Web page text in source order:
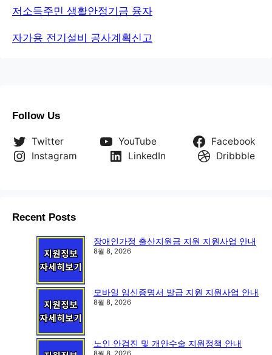
저소득주민 생활안정기금 융자
자가용 전기설비 공사계획신고
Follow Us
Twitter YouTube
Facebook
Instagram
LinkedIn Dribbble
Recent Posts
장애인가정 출산지원금 지원 지원사업 안내
8월 8, 2026
모바일 임신증명서 발급 지원 지원사업 안내
8월 8, 2026
노인 안검진 및 개안수술 지원정책 안내
8월 8, 2026